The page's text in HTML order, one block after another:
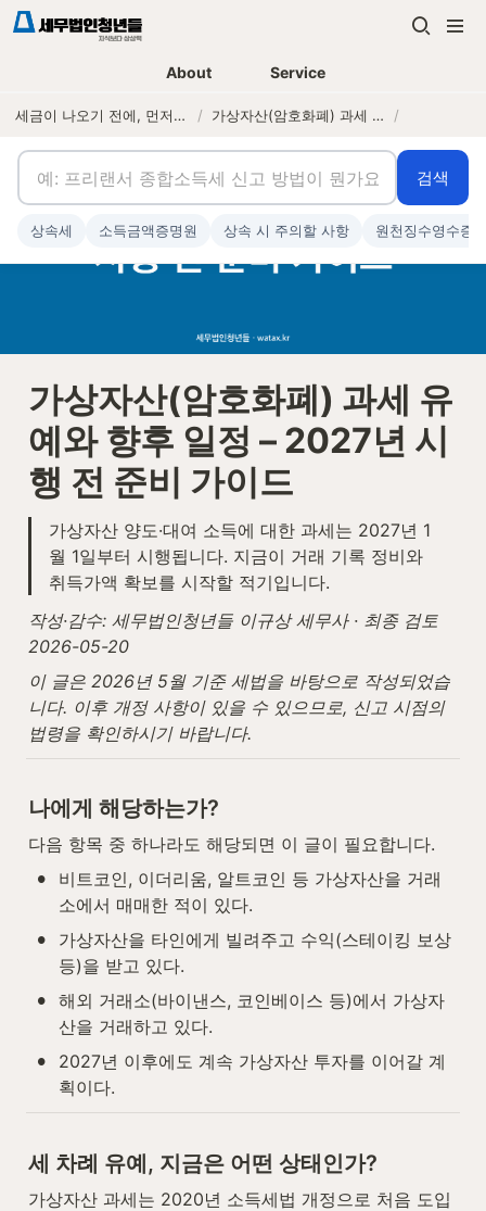
About Service
세금이 나오기 전에, 먼저 연락하는 세무법인 / 가상자산(암호화폐) 과세 유예와 향후 일정 – 2027년 시행 전 준비 가이드 /
가상자산(암호화폐) 과세 유
예와 향후 일정 – 2027년 시
행 전 준비 가이드
가상자산 양도·대여 소득에 대한 과세는 2027년 1
월 1일부터 시행됩니다. 지금이 거래 기록 정비와
취득가액 확보를 시작할 적기입니다.
작성·감수: 세무법인청년들 이규상 세무사 · 최종 검토
2026-05-20
이 글은 2026년 5월 기준 세법을 바탕으로 작성되었습
니다. 이후 개정 사항이 있을 수 있으므로, 신고 시점의
법령을 확인하시기 바랍니다.
나에게 해당하는가?
다음 항목 중 하나라도 해당되면 이 글이 필요합니다.
•
비트코인, 이더리움, 알트코인 등 가상자산을 거래
소에서 매매한 적이 있다.
•
가상자산을 타인에게 빌려주고 수익(스테이킹 보상
등)을 받고 있다.
• 해외 거래소(바이낸스, 코인베이스 등)에서 가상자
산을 거래하고 있다.
•
2027년 이후에도 계속 가상자산 투자를 이어갈 계
획이다.
세 차례 유예, 지금은 어떤 상태인가?
가상자산 과세는 2020년 소득세법 개정으로 처음 도입
검색
상속세 소득금액증명원 상속 시 주의할 사항 원천징수영수증